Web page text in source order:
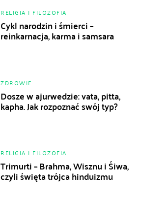
RELIGIA I FILOZOFIA
Cykl narodzin i śmierci –
reinkarnacja, karma i samsara
ZDROWIE
Dosze w ajurwedzie: vata, pitta,
kapha. Jak rozpoznać swój typ?
RELIGIA I FILOZOFIA
Trimurti – Brahma, Wisznu i Śiwa,
czyli święta trójca hinduizmu